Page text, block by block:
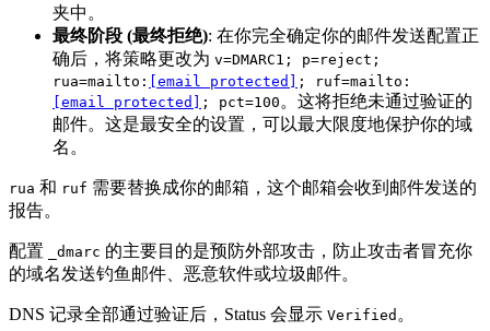
夹中。
最终阶段 (最终拒绝): 在你完全确定你的邮件发送配置正
确后，将策略更改为 v=DMARC1; p=reject;
rua=mailto:
[email protected]
; ruf=mailto:
[email protected]
; pct=100 。这将拒绝未通过验证的
邮件。这是最安全的设置，可以最大限度地保护你的域
名。
rua 和 ruf 需要替换成你的邮箱，这个邮箱会收到邮件发送的
报告。
配置 _dmarc 的主要目的是预防外部攻击，防止攻击者冒充你
的域名发送钓鱼邮件、恶意软件或垃圾邮件。
DNS 记录全部通过验证后，Status 会显示 Verified 。